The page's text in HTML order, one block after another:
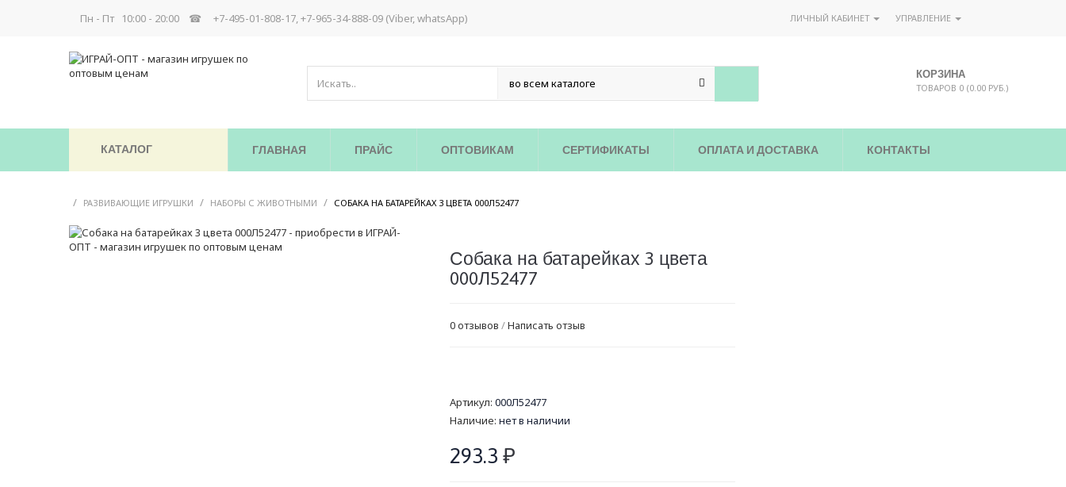
Пн - Пт 10:00 - 20:00 ☎ +7-495-01-808-17, +7-965-34-888-09 (Viber, whatsApp) ЛИЧНЫЙ КАБИНЕТ УПРАВЛЕНИЕ
КОРЗИНА
ТОВАРОВ 0 (0.00 РУБ.)
КАТАЛОГ ГЛАВНАЯ ПРАЙС ОПТОВИКАМ СЕРТИФИКАТЫ ОПЛАТА И ДОСТАВКА КОНТАКТЫ
/ РАЗВИВАЮЩИЕ ИГРУШКИ / НАБОРЫ С ЖИВОТНЫМИ / СОБАКА НА БАТАРЕЙКАХ 3 ЦВЕТА 000Л52477
Собака на батарейках 3 цвета
000Л52477
0 отзывов /Написать отзыв
Артикул: 000Л52477
Наличие: нет в наличии
293.3 ₽